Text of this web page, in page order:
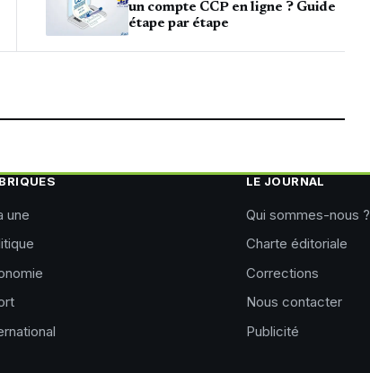
un compte CCP en ligne ? Guide
étape par étape
une
LE JOURNAL
Qui sommes-nous ?
Charte éditoriale
Corrections
Nous contacter
Publicité